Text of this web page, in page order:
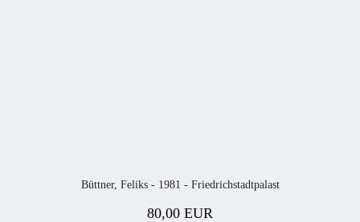
Büttner, Feliks - 1981 - Friedrichstadtpalast
80,00 EUR